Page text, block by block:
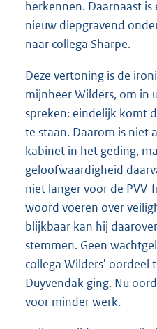
herkennen. Daarnaast
nieuw diepgravend
naar collega Sharpe.
Deze vertoning is de
mijnheer Wilders, om in
spreken: eindelijk komt
te staan. Daarom is niet
kabinet in het geding,
geloofwaardigheid
niet langer voor de
woord voeren over
blijkbaar kan hij
stemmen. Geen
collega Wilders' oordeel
Duyvendak ging. Nu
voor minder werk.